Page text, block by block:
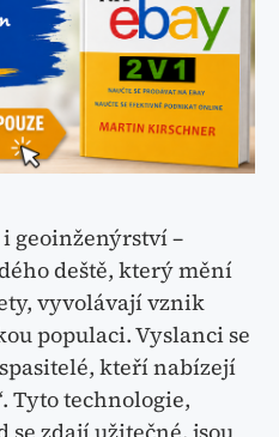
geoinženýrství –
deště, který mění
vyvolávají vznik
populaci. Vyslanci se
kteří nabízejí
Tyto technologie,